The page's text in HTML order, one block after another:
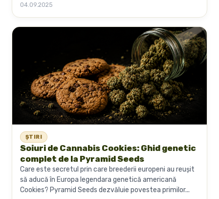
04.09.2025
ȘTIRI
Soiuri de Cannabis Cookies: Ghid genetic
complet de la Pyramid Seeds
Care este secretul prin care breederii europeni au reușit
să aducă în Europa legendara genetică americană
Cookies? Pyramid Seeds dezvăluie povestea primilor...